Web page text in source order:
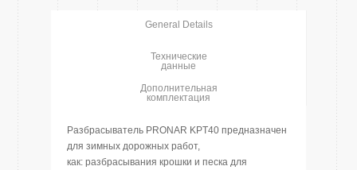
General Details
Технические
данные
Дополнительная
комплектация
Разбрасыватель PRONAR KPT40 предназначен
для зимных дорожных работ,
как: разбрасывания крошки и песка для